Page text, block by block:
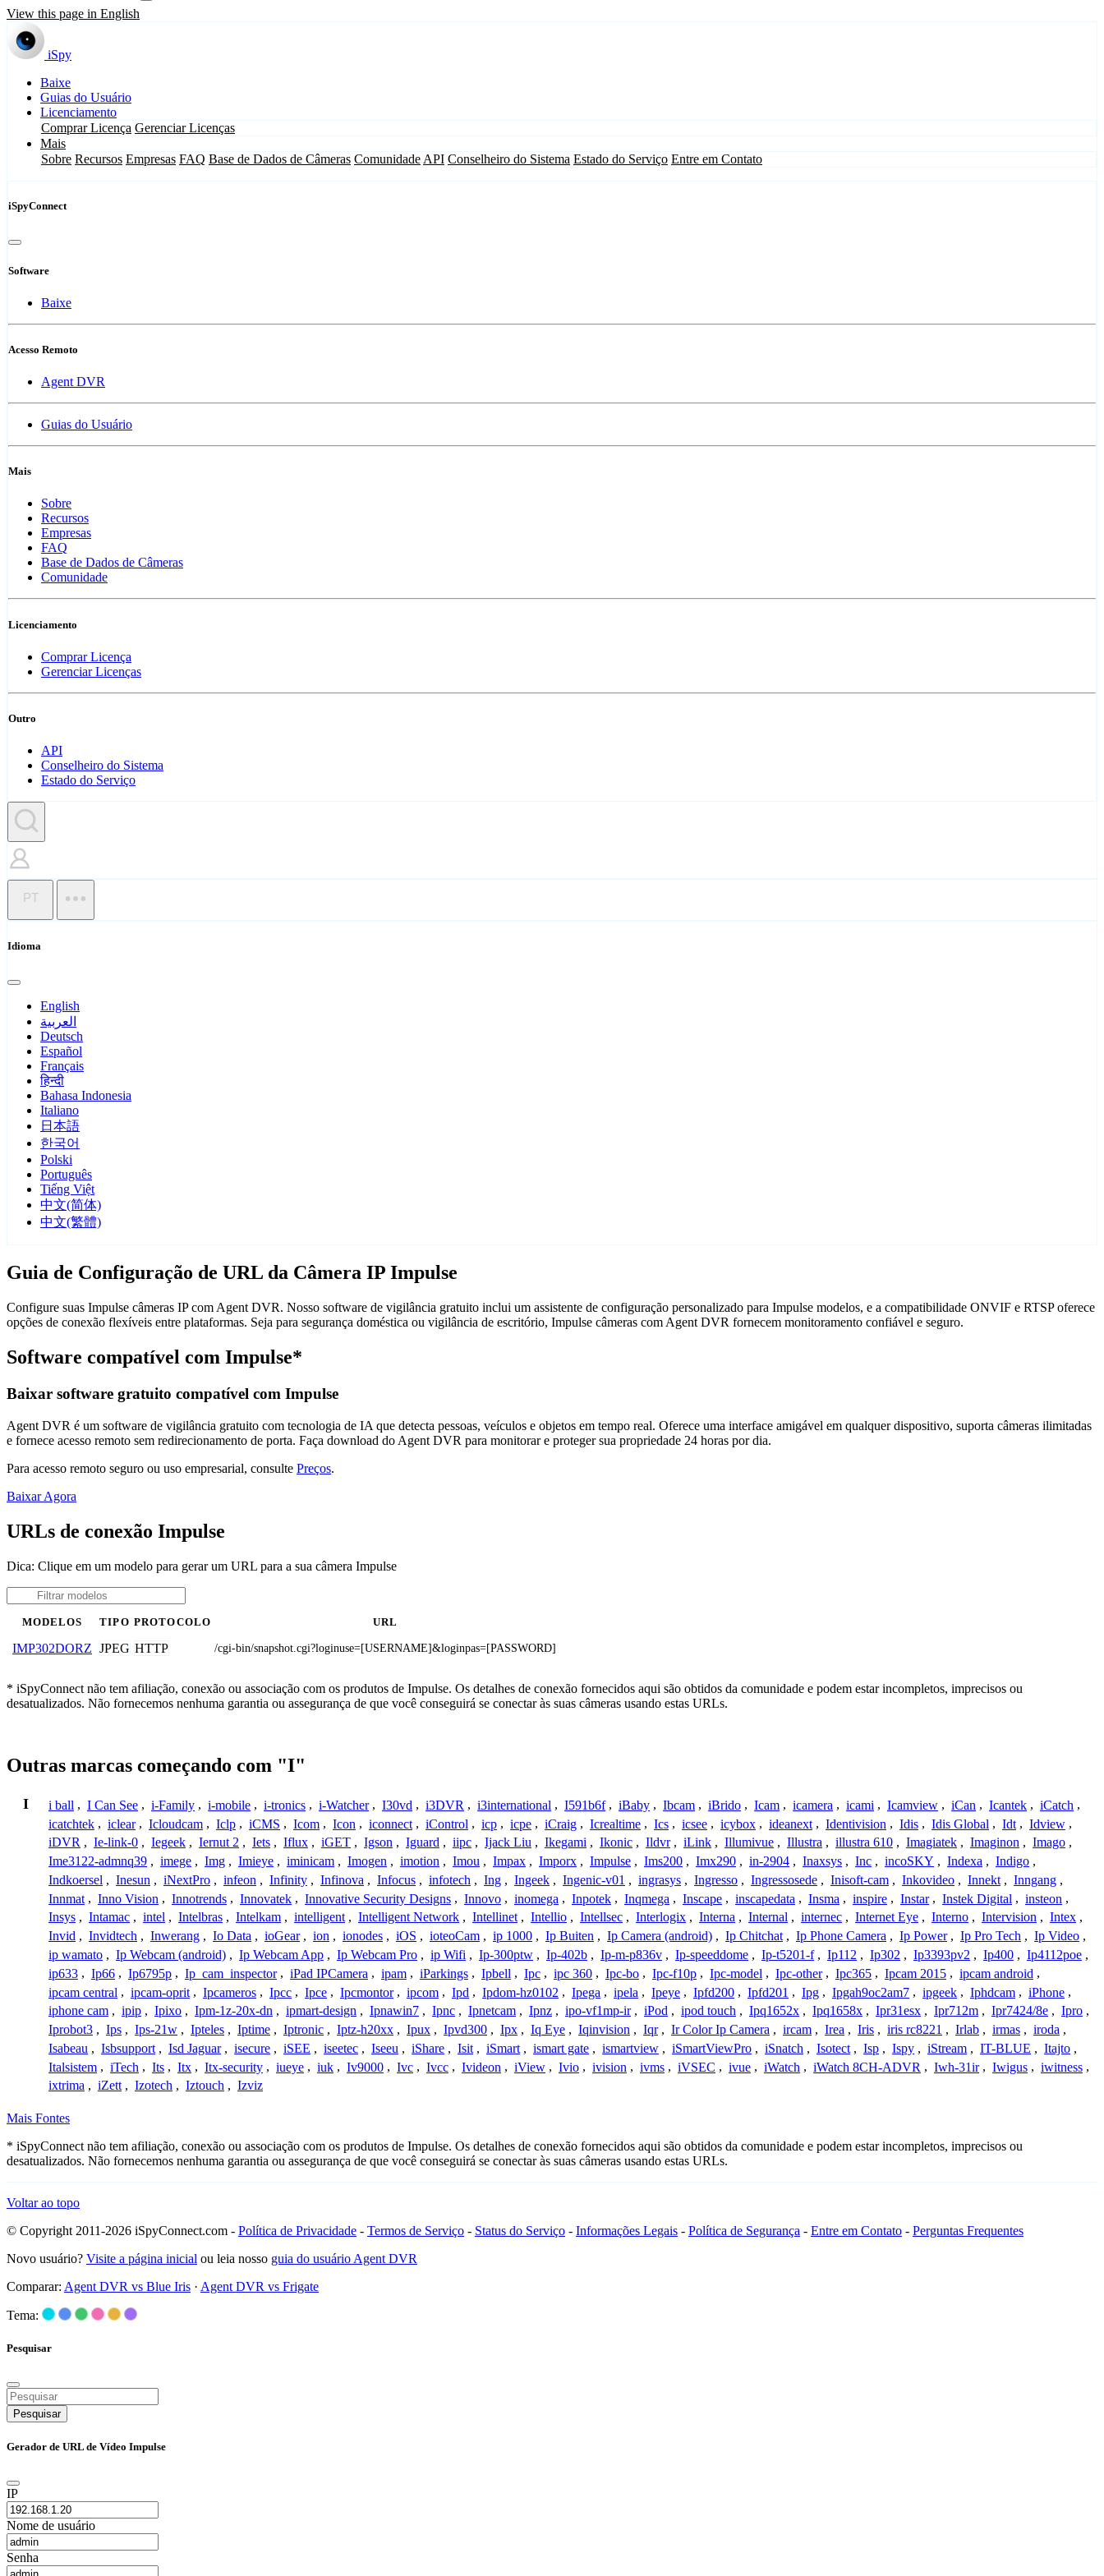
View this page in English
iSpy
Baixe
Guias do Usuário
Licenciamento
Comprar Licença Gerenciar Licenças
Mais
Sobre Recursos Empresas FAQ Base de Dados de Câmeras Comunidade API Conselheiro do Sistema Estado do Serviço Entre em Contato
iSpyConnect
Software
Baixe
Acesso Remoto
Agent DVR
Guias do Usuário
Mais
Sobre
Recursos
Empresas
FAQ
Base de Dados de Câmeras
Comunidade
Licenciamento
Comprar Licença
Gerenciar Licenças
Outro
API
Conselheiro do Sistema
Estado do Serviço
PT
Idioma
English
العربية
Deutsch
Español
Français
हिन्दी
Bahasa Indonesia
Italiano
日本語
한국어
Polski
Português
Tiếng Việt
中文(简体)
中文(繁體)
Guia de Configuração de URL da Câmera IP Impulse
Configure suas Impulse câmeras IP com Agent DVR. Nosso software de vigilância gratuito inclui um assistente de configuração personalizado para Impulse modelos, e a compatibilidade ONVIF e RTSP oferece
opções de conexão flexíveis entre plataformas. Seja para segurança doméstica ou vigilância de escritório, Impulse câmeras com Agent DVR fornecem monitoramento confiável e seguro.
Software compatível com Impulse*
Baixar software gratuito compatível com Impulse
Agent DVR é um software de vigilância gratuito com tecnologia de IA que detecta pessoas, veículos e objetos em tempo real. Oferece uma interface amigável em qualquer dispositivo, suporta câmeras ilimitadas
e fornece acesso remoto sem redirecionamento de porta. Faça download do Agent DVR para monitorar e proteger sua propriedade 24 horas por dia.
Para acesso remoto seguro ou uso empresarial, consulte Preços.
Baixar Agora
URLs de conexão Impulse
Dica: Clique em um modelo para gerar um URL para a sua câmera Impulse
MODELOS TIPO PROTOCOLO URL
IMP302DORZ JPEG HTTP /cgi-bin/snapshot.cgi?loginuse=[USERNAME]&loginpas=[PASSWORD]
* iSpyConnect não tem afiliação, conexão ou associação com os produtos de Impulse. Os detalhes de conexão fornecidos aqui são obtidos da comunidade e podem estar incompletos, imprecisos ou
desatualizados. Não fornecemos nenhuma garantia ou assegurança de que você conseguirá se conectar às suas câmeras usando estas URLs.
Outras marcas começando com "I"
I i ball , I Can See , i-Family , i-mobile , i-tronics , i-Watcher , I30vd , i3DVR , i3international , I591b6f , iBaby , Ibcam , iBrido , Icam , icamera , icami , Icamview , iCan , Icantek , iCatch ,
icatchtek , iclear , Icloudcam , Iclp , iCMS , Icom , Icon , iconnect , iControl , icp , icpe , iCraig , Icrealtime , Ics , icsee , icybox , ideanext , Identivision , Idis , Idis Global , Idt , Idview ,
iDVR , Ie-link-0 , Iegeek , Iernut 2 , Iets , Iflux , iGET , Igson , Iguard , iipc , Ijack Liu , Ikegami , Ikonic , Ildvr , iLink , Illumivue , Illustra , illustra 610 , Imagiatek , Imaginon , Imago ,
Ime3122-admnq39 , imege , Img , Imieye , iminicam , Imogen , imotion , Imou , Impax , Imporx , Impulse , Ims200 , Imx290 , in-2904 , Inaxsys , Inc , incoSKY , Indexa , Indigo ,
Indkoersel , Inesun , iNextPro , infeon , Infinity , Infinova , Infocus , infotech , Ing , Ingeek , Ingenic-v01 , ingrasys , Ingresso , Ingressosede , Inisoft-cam , Inkovideo , Innekt , Inngang ,
Innmat , Inno Vision , Innotrends , Innovatek , Innovative Security Designs , Innovo , inomega , Inpotek , Inqmega , Inscape , inscapedata , Insma , inspire , Instar , Instek Digital , insteon ,
Insys , Intamac , intel , Intelbras , Intelkam , intelligent , Intelligent Network , Intellinet , Intellio , Intellsec , Interlogix , Interna , Internal , internec , Internet Eye , Interno , Intervision , Intex ,
Invid , Invidtech , Inwerang , Io Data , ioGear , ion , ionodes , iOS , ioteoCam , ip 1000 , Ip Buiten , Ip Camera (android) , Ip Chitchat , Ip Phone Camera , Ip Power , Ip Pro Tech , Ip Video ,
ip wamato , Ip Webcam (android) , Ip Webcam App , Ip Webcam Pro , ip Wifi , Ip-300ptw , Ip-402b , Ip-m-p836v , Ip-speeddome , Ip-t5201-f , Ip112 , Ip302 , Ip3393pv2 , Ip400 , Ip4112poe ,
ip633 , Ip66 , Ip6795p , Ip_cam_inspector , iPad IPCamera , ipam , iParkings , Ipbell , Ipc , ipc 360 , Ipc-bo , Ipc-f10p , Ipc-model , Ipc-other , Ipc365 , Ipcam 2015 , ipcam android ,
ipcam central , ipcam-oprit , Ipcameros , Ipcc , Ipce , Ipcmontor , ipcom , Ipd , Ipdom-hz0102 , Ipega , ipela , Ipeye , Ipfd200 , Ipfd201 , Ipg , Ipgah9oc2am7 , ipgeek , Iphdcam , iPhone ,
iphone cam , ipip , Ipixo , Ipm-1z-20x-dn , ipmart-design , Ipnawin7 , Ipnc , Ipnetcam , Ipnz , ipo-vf1mp-ir , iPod , ipod touch , Ipq1652x , Ipq1658x , Ipr31esx , Ipr712m , Ipr7424/8e , Ipro ,
Iprobot3 , Ips , Ips-21w , Ipteles , Iptime , Iptronic , Iptz-h20xx , Ipux , Ipvd300 , Ipx , Iq Eye , Iqinvision , Iqr , Ir Color Ip Camera , ircam , Irea , Iris , iris rc8221 , Irlab , irmas , iroda ,
Isabeau , Isbsupport , Isd Jaguar , isecure , iSEE , iseetec , Iseeu , iShare , Isit , iSmart , ismart gate , ismartview , iSmartViewPro , iSnatch , Isotect , Isp , Ispy , iStream , IT-BLUE , Itajto ,
Italsistem , iTech , Its , Itx , Itx-security , iueye , iuk , Iv9000 , Ivc , Ivcc , Ivideon , iView , Ivio , ivision , ivms , iVSEC , ivue , iWatch , iWatch 8CH-ADVR , Iwh-31ir , Iwigus , iwitness ,
ixtrima , iZett , Izotech , Iztouch , Izviz
Mais Fontes
* iSpyConnect não tem afiliação, conexão ou associação com os produtos de Impulse. Os detalhes de conexão fornecidos aqui são obtidos da comunidade e podem estar incompletos, imprecisos ou
desatualizados. Não fornecemos nenhuma garantia ou assegurança de que você conseguirá se conectar às suas câmeras usando estas URLs.
Voltar ao topo
© Copyright 2011-2026 iSpyConnect.com - Política de Privacidade - Termos de Serviço - Status do Serviço - Informações Legais - Política de Segurança - Entre em Contato - Perguntas Frequentes
Novo usuário? Visite a página inicial ou leia nosso guia do usuário Agent DVR
Comparar: Agent DVR vs Blue Iris · Agent DVR vs Frigate
Tema:
Pesquisar
Pesquisar
Gerador de URL de Vídeo Impulse
IP
Nome de usuário
Senha